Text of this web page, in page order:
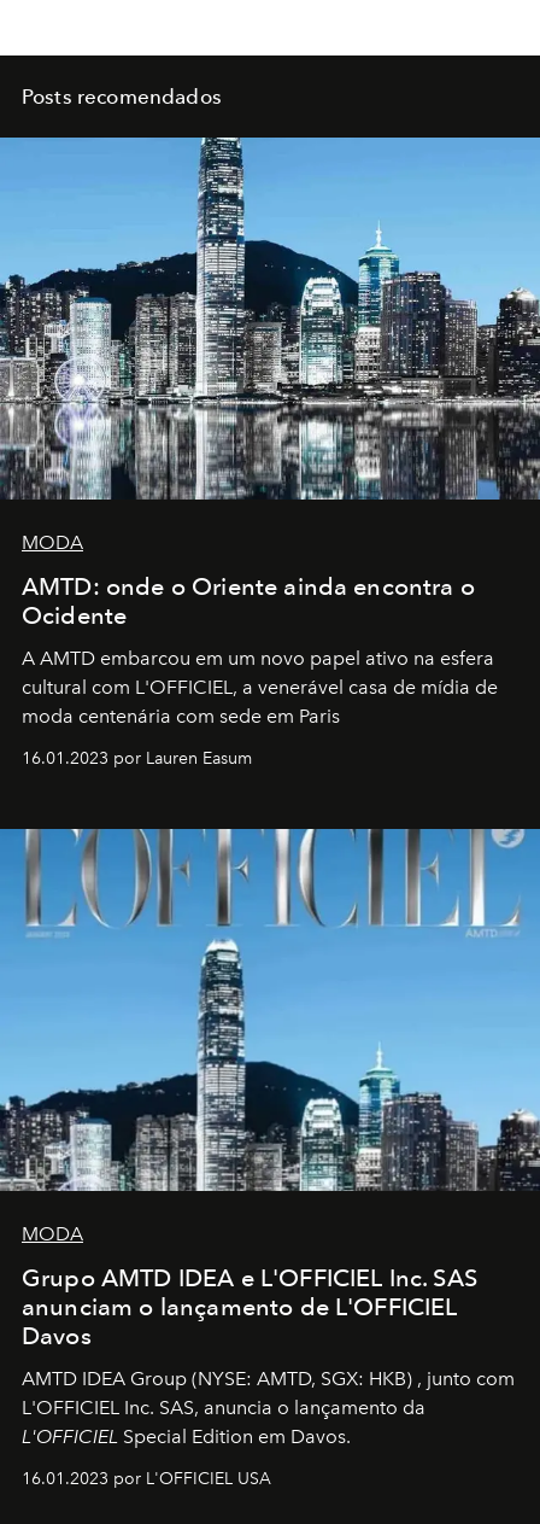
Posts recomendados
MODA
AMTD: onde o Oriente ainda encontra o
Ocidente
A AMTD embarcou em um novo papel ativo na esfera
cultural com L'OFFICIEL, a venerável casa de mídia de
moda centenária com sede em Paris
16.01.2023 por Lauren Easum
MODA
Grupo AMTD IDEA e L'OFFICIEL Inc. SAS
anunciam o lançamento de L'OFFICIEL
Davos
AMTD IDEA Group (NYSE: AMTD, SGX: HKB) , junto com
L'OFFICIEL Inc. SAS, anuncia o lançamento da
L'OFFICIEL Special Edition em Davos.
16.01.2023 por L'OFFICIEL USA